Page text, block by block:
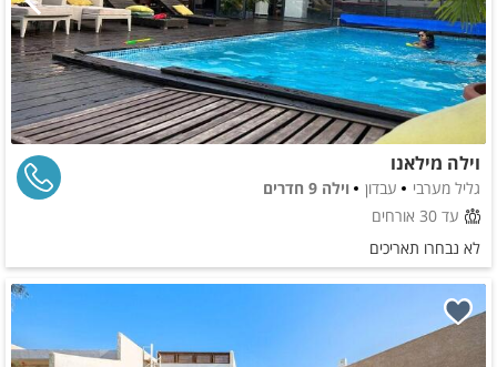
וילה מילאנו
גליל מערבי עבדון
וילה 9 חדרים
עד 30 אורחים
לא נבחרו תאריכים